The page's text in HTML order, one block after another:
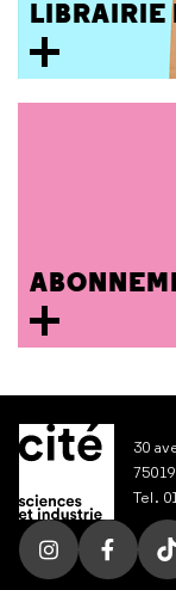
LIBRAIRIE
30
Tel.
Suivez nous
Suivez